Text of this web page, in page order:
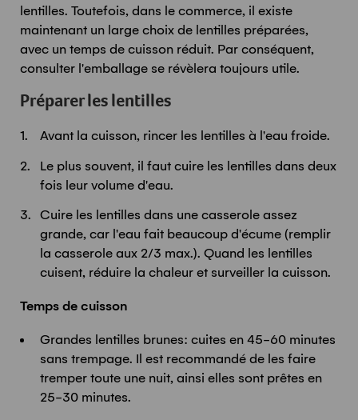
lentilles. Toutefois, dans le commerce, il existe
maintenant un large choix de lentilles préparées,
avec un temps de cuisson réduit. Par conséquent,
consulter l'emballage se révèlera toujours utile.
Préparer les lentilles
Avant la cuisson, rincer les lentilles à l'eau froide.
Le plus souvent, il faut cuire les lentilles dans deux
fois leur volume d'eau.
Cuire les lentilles dans une casserole assez
grande, car l'eau fait beaucoup d'écume (remplir
la casserole aux 2/3 max.). Quand les lentilles
cuisent, réduire la chaleur et surveiller la cuisson.
Temps de cuisson
Grandes lentilles brunes: cuites en 45-60 minutes
sans trempage. Il est recommandé de les faire
tremper toute une nuit, ainsi elles sont prêtes en
25-30 minutes.